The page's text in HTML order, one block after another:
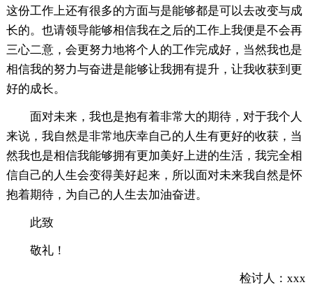
这份工作上还有很多的方面与是能够都是可以去改变与成
长的。也请领导能够相信我在之后的工作上我便是不会再
三心二意，会更努力地将个人的工作完成好，当然我也是
相信我的努力与奋进是能够让我拥有提升，让我收获到更
好的成长。
面对未来，我也是抱有着非常大的期待，对于我个人
来说，我自然是非常地庆幸自己的人生有更好的收获，当
然我也是相信我能够拥有更加美好上进的生活，我完全相
信自己的人生会变得美好起来，所以面对未来我自然是怀
抱着期待，为自己的人生去加油奋进。
此致
敬礼！
检讨人：xxx